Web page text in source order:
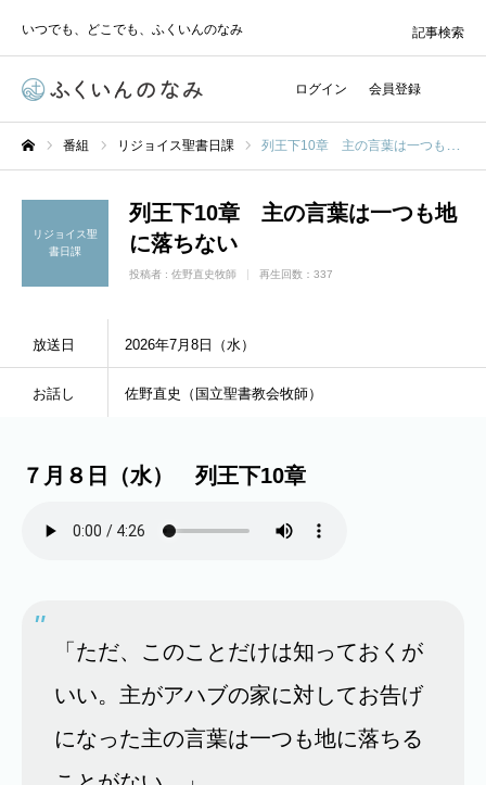
いつでも、どこでも、ふくいんのなみ
ログイン 会員登録
記事検索
番組 リジョイス聖書日課 列王下10章 主の言葉は一つも地に落ちない
リジョイス聖
書日課
列王下10章 主の言葉は一つも地
に落ちない
投稿者 : 佐野直史牧師 再生回数：337
放送日 2026年7月8日（水）
お話し 佐野直史（国立聖書教会牧師）
７月８日（水） 列王下10章
「ただ、このことだけは知っておくが
いい。主がアハブの家に対してお告げ
になった主の言葉は一つも地に落ちる